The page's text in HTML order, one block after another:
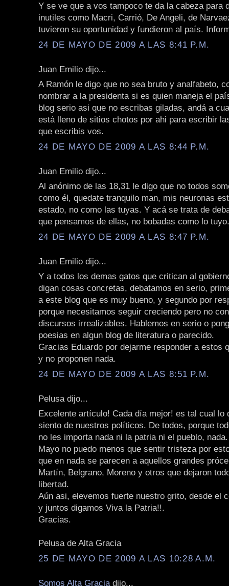
Y se ve que a vos tampoco te da la cabeza para
inutiles como Macri, Carrió, De Angeli, de
tuvieron su oportunidad y fundieron al país.
24 DE MAYO DE 2009 A LAS 8:41 P.M.
Juan Emilio dijo...
A Ramón le digo que no sea bruto y analfabeto,
nombrar a la presidenta si es quien maneja el
blog serio asi que no escribas giladas, andá a
está lleno de sitios chotos por ahi para escribir
que escribis vos.
24 DE MAYO DE 2009 A LAS 8:44 P.M.
Juan Emilio dijo...
Al anónimo de las 18,31 le digo que no todos
como él, quedate tranquilo man, mis neuronas
estado, no como las tuyas. Y acá se trata de
que pensamos de ellas, no bobadas como lo tuyo.
24 DE MAYO DE 2009 A LAS 8:47 P.M.
Juan Emilio dijo...
Y a todos los demas gatos que critican al
digan cosas concretas, debatamos en serio,
a este blog que es muy bueno, y segundo por
porque necesitamos seguir creciendo pero no
discursos irrealizables. Hablemos en serio o
poesias en algun blog de literatura o parecido.
Gracias Eduardo por dejarme responder a estos
y no proponen nada.
24 DE MAYO DE 2009 A LAS 8:51 P.M.
Pelusa dijo...
Excelente artículo! Cada día mejor! es tal cual lo
siento de nuestros políticos. De todos, porque
no les importa nada ni la patria ni el pueblo,
Mayo no puedo menos que sentir tristeza por
que en nada se parecen a aquellos grandes
Martín, Belgrano, Moreno y otros que dejaron
libertad.
Aún asi, elevemos fuerte nuestro grito, desde el
y juntos digamos Viva la Patria!!.
Gracias.
Pelusa de Alta Gracia
25 DE MAYO DE 2009 A LAS 10:28 A.M.
Somos Alta Gracia dijo...